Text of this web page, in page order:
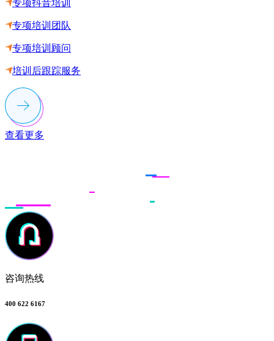
专项抖音培训
专项培训团队
专项培训顾问
培训后跟踪服务
查看更多
咨询热线
400 622 6167